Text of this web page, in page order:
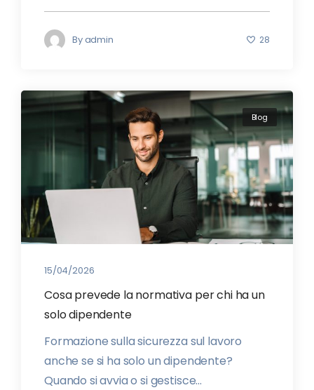
Byadmin 28
Blog
15/04/2026
Cosa prevede la normativa per chi ha un
solo dipendente
Formazione sulla sicurezza sul lavoro
anche se si ha solo un dipendente?
Quando si avvia o si gestisce...